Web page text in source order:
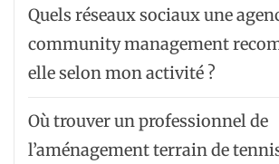
Quels réseaux sociaux une
community management
elle selon mon activité ?
Où trouver un professionnel de
l’aménagement terrain de